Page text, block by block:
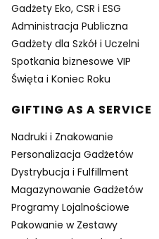
Gadżety Eko, CSR i ESG
Administracja Publiczna
Gadżety dla Szkół i Uczelni
Spotkania biznesowe VIP
Święta i Koniec Roku
GIFTING AS A SERVICE
Nadruki i Znakowanie
Personalizacja Gadżetów
Dystrybucja i Fulfillment
Magazynowanie Gadżetów
Programy Lojalnościowe
Pakowanie w Zestawy